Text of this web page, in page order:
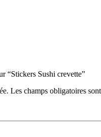
“Stickers Sushi crevette”
Les champs obligatoires